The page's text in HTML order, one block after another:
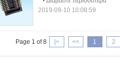
2019-09-10 10:08:59
Page 1 of 8 |< << 1 2